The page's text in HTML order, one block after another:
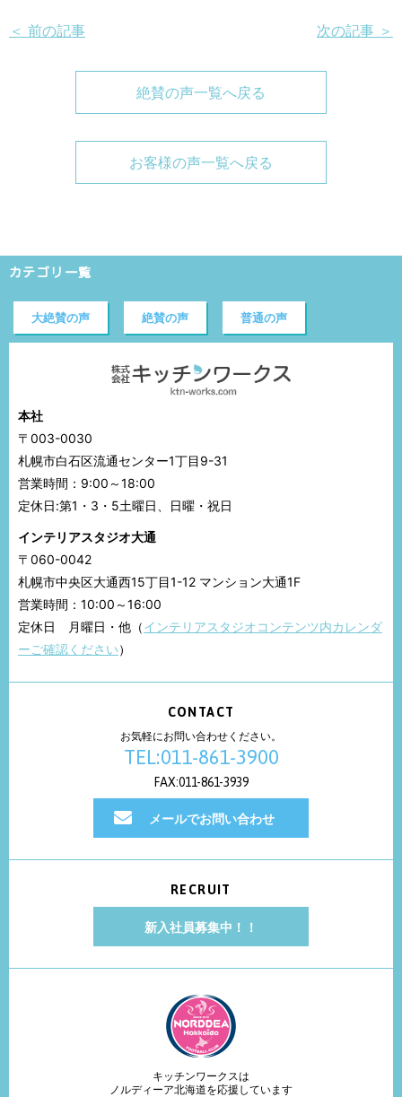
＜ 前の記事 次の記事 ＞
絶賛の声一覧へ戻る
お客様の声一覧へ戻る
カテゴリ一覧
大絶賛の声 絶賛の声 普通の声
本社
〒003-0030
札幌市白石区流通センター1丁目9-31
営業時間：9:00～18:00
定休日:第1・3・5土曜日、日曜・祝日
インテリアスタジオ大通
〒060-0042
札幌市中央区大通西15丁目1-12 マンション大通1F
営業時間：10:00～16:00
定休日 月曜日・他（インテリアスタジオコンテンツ内カレンダ
ーご確認ください）
CONTACT
お気軽にお問い合わせください。
TEL:011-861-3900
FAX:011-861-3939
メールでお問い合わせ
RECRUIT
新入社員募集中！！
キッチンワークスは
ノルディーア北海道を応援しています